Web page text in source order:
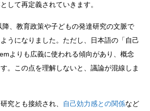
して再定義されていきます。
降、教育政策や子どもの発達研究の文脈で
うになりました。ただし、日本語の「自己
よりも広義に使われる傾向があり、概念
。この点を理解しないと、議論が混線しま
究とも接続され、 自己効力感との関係など